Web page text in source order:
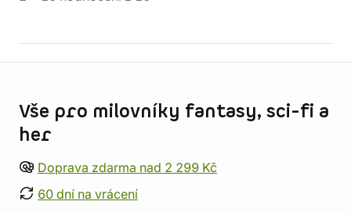
Vše pro milovníky fantasy, sci-fi a
her
Doprava zdarma nad 2 299 Kč
60 dní na vrácení